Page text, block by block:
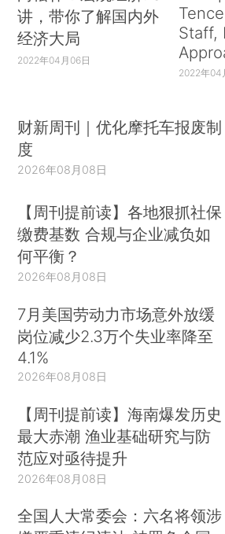
讲，带你了解国内外
经济大局
2022年04月06日
Staff,
2022年04
财新周刊｜优化摩托车报废制
度
2026年08月08日
【周刊提前读】各地狠抓社保
缴费基数 合规与企业减负如
何平衡？
2026年08月08日
7月美国劳动力市场意外放缓
岗位减少2.3万个失业率降至
4.1%
2026年08月08日
【周刊提前读】海南爆发历史
最大赤潮 渔业基础研究与防
范应对亟待提升
2026年08月08日
全国人大常委会：六名将领涉